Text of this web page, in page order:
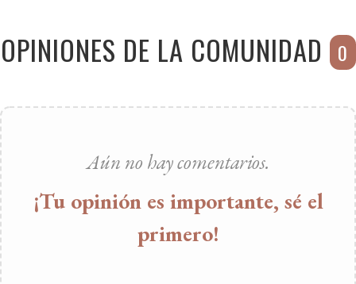
OPINIONES DE LA COMUNIDAD 0
Aún no hay comentarios.
¡Tu opinión es importante, sé el
primero!